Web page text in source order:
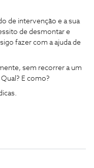
de intervenção e a sua
de desmontar e
fazer com a ajuda de
sem recorrer a um
E como?